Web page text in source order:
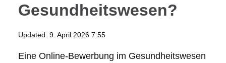
Gesundheitswesen?
Updated: 9. April 2026 7:55
Eine Online-Bewerbung im Gesundheitswesen